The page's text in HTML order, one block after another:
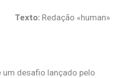
Texto: Redação «human»
um desafio lançado pelo